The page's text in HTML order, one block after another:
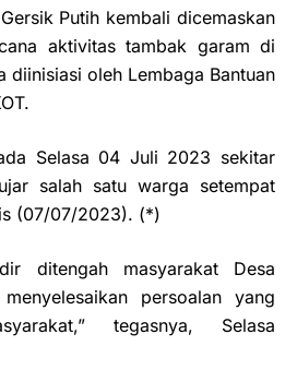
Putih kembali dicemaskan
aktivitas tambak garam di
diinisiasi oleh Lembaga Bantuan
Selasa 04 Juli 2023 sekitar
salah satu warga setempat
(07/07/2023). (*)
ditengah masyarakat Desa
persoalan yang
tegasnya, Selasa